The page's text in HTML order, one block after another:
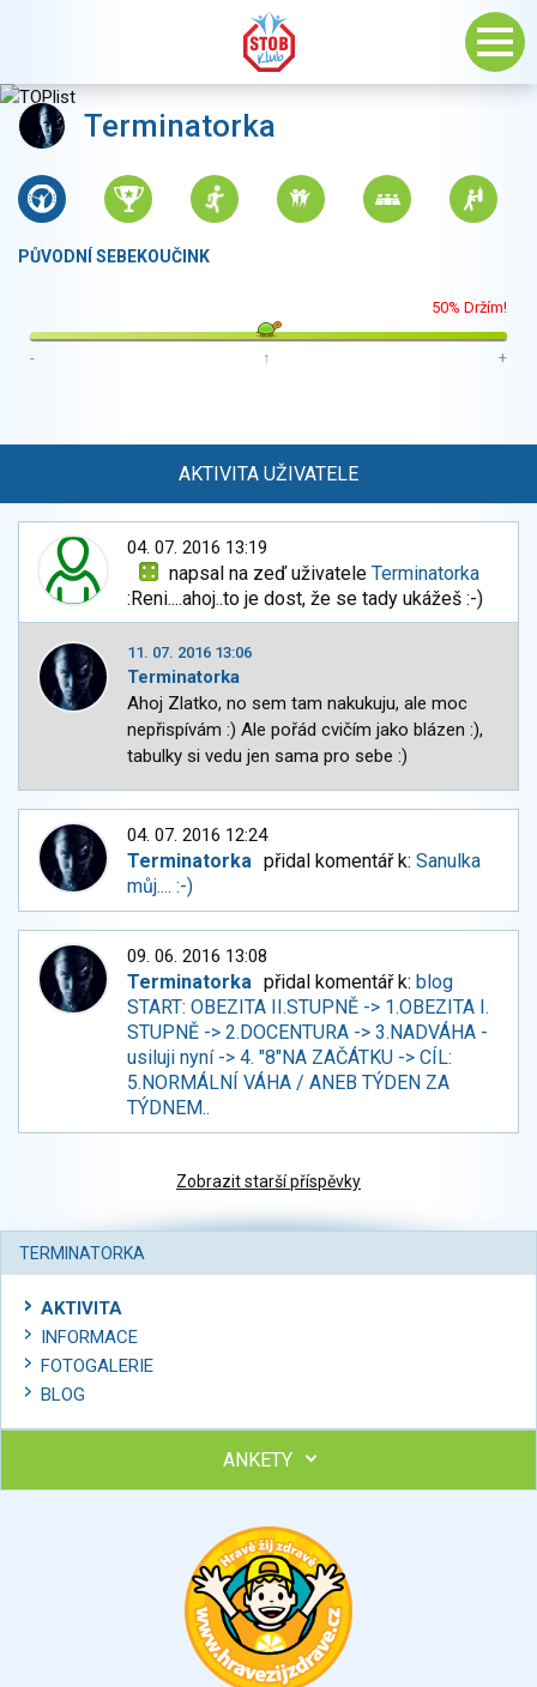
Terminatorka
PŮVODNÍ SEBEKOUČINK
50% Držím!
- ↑ +
AKTIVITA UŽIVATELE
04. 07. 2016 13:19
napsal na zeď uživateleTerminatorka
:Reni....ahoj..to je dost, že se tady ukážeš :-)
11. 07. 2016 13:06
Terminatorka
Ahoj Zlatko, no sem tam nakukuju, ale moc
nepřispívám :) Ale pořád cvičím jako blázen :),
tabulky si vedu jen sama pro sebe :)
04. 07. 2016 12:24
Terminatorka přidal komentář k:Sanulka
můj.... :-)
09. 06. 2016 13:08
Terminatorka přidal komentář k: blog
START: OBEZITA II.STUPNĚ -> 1.OBEZITA I.
STUPNĚ -> 2.DOCENTURA -> 3.NADVÁHA -
usiluji nyní -> 4. "8"NA ZAČÁTKU -> CÍL:
5.NORMÁLNÍ VÁHA / ANEB TÝDEN ZA
TÝDNEM..
Zobrazit starší příspěvky
TERMINATORKA
AKTIVITA
INFORMACE
FOTOGALERIE
BLOG
ANKETY